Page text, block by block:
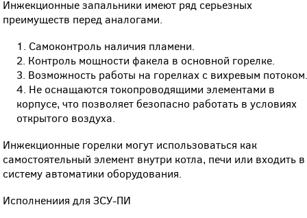
Инжекционные запальники имеют ряд серьезных
преимуществ перед аналогами.
Самоконтроль наличия пламени.
Контроль мощности факела в основной горелке.
Возможность работы на горелках с вихревым
Не оснащаются токопроводящими элементами в
корпусе, что позволяет безопасно работать в условиях
открытого воздуха.
Инжекционные горелки могут использоваться как
самостоятельный элемент внутри котла, печи или входить в
систему автоматики оборудования.
Исполнениия для ЗСУ-ПИ